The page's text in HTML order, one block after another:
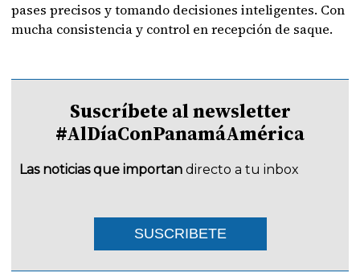
pases precisos y tomando decisiones inteligentes. Con
mucha consistencia y control en recepción de saque.
Suscríbete al newsletter
#AlDíaConPanamáAmérica
Las noticias que importan directo a tu inbox
SUSCRIBETE